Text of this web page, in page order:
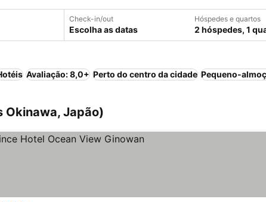
Check-in/out
Escolha as datas
Hóspedes e quartos
2 hóspedes, 1
Avaliação: 8,0+ Perto do centro da cidade Pequeno-
Okinawa, Japão)